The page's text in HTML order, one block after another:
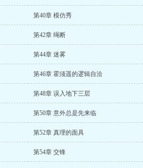
第40章 模仿秀
第42章 绳断
第44章 迷雾
第46章 霍须遥的逻辑自洽
第48章 误入地下三层
第50章 意外总是先来临
第52章 真理的面具
第54章 交锋